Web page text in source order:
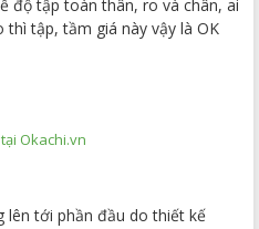
độ tập toàn thân, ro và chân, ai
thì tập, tầm giá này vậy là OK
Okachi.vn
lên tới phần đầu do thiết kế